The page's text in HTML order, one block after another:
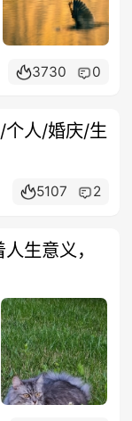
3730 0
5107 2
生意义，